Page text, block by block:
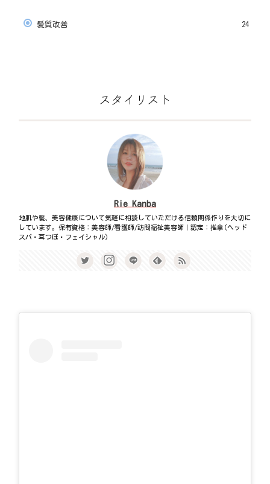
髪質改善 24
スタイリスト
Rie Kanba
地肌や髪、美容健康について気軽に相談していただける信頼関係作りを大切に
しています。保有資格：美容師/看護師/訪問福祉美容師｜認定：推拿(ヘッド
スパ・耳つぼ・フェイシャル)